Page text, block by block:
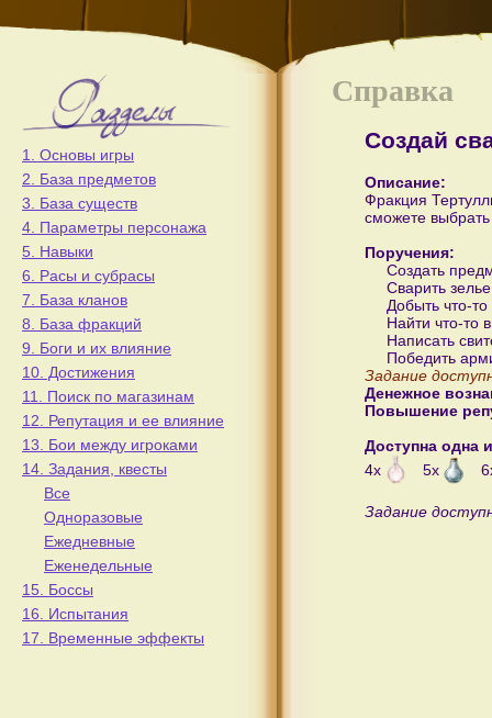
1. Основы игры
2. База предметов
3. База существ
4. Параметры персонажа
5. Навыки
6. Расы и субрасы
7. База кланов
8. База фракций
9. Боги и их влияние
10. Достижения
11. Поиск по магазинам
12. Репутация и ее влияние
13. Бои между игроками
14. Задания, квесты
Все
Одноразовые
Ежедневные
Еженедельные
15. Боссы
16. Испытания
17. Временные эффекты
Справка
Создай
Описание:
Фракция
сможете
Поручения:
Создать
Сварить
Добыть что-
Найти что-то
Написать
Победить
Задание
Денежное
Повышение
Доступна одна
4x
5x
Задание